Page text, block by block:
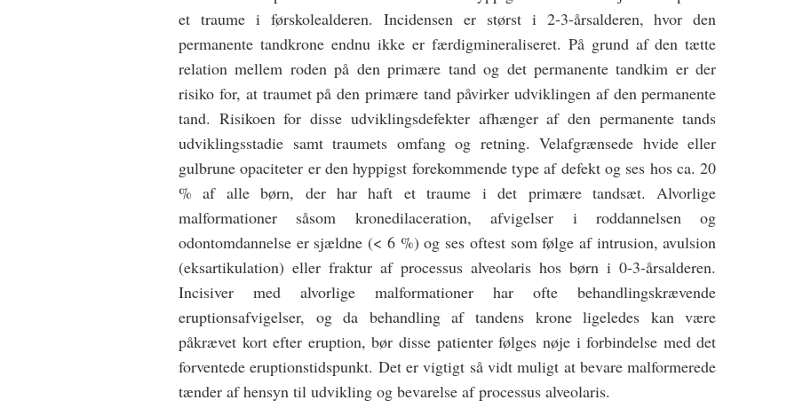
et traume i førskolealderen. Incidensen er størst i 2-3-årsalderen, hvor den
permanente tandkrone endnu ikke er færdigmineraliseret. På grund af den tætte
relation mellem roden på den primære tand og det permanente tandkim er der
risiko for, at traumet på den primære tand påvirker udviklingen af den permanente
tand. Risikoen for disse udviklingsdefekter afhænger af den permanente tands
udviklingsstadie samt traumets omfang og retning. Velafgrænsede hvide eller
gulbrune opaciteter er den hyppigst forekommende type af defekt og ses hos ca. 20
% af alle børn, der har haft et traume i det primære tandsæt. Alvorlige
malformationer såsom kronedilaceration, afvigelser i roddannelsen og
odontomdannelse er sjældne (< 6 %) og ses oftest som følge af intrusion, avulsion
(eksartikulation) eller fraktur af processus alveolaris hos børn i 0-3-årsalderen.
Incisiver med alvorlige malformationer har ofte behandlingskrævende
eruptionsafvigelser, og da behandling af tandens krone ligeledes kan være
påkrævet kort efter eruption, bør disse patienter følges nøje i forbindelse med det
forventede eruptionstidspunkt. Det er vigtigt så vidt muligt at bevare malformerede
tænder af hensyn til udvikling og bevarelse af processus alveolaris.